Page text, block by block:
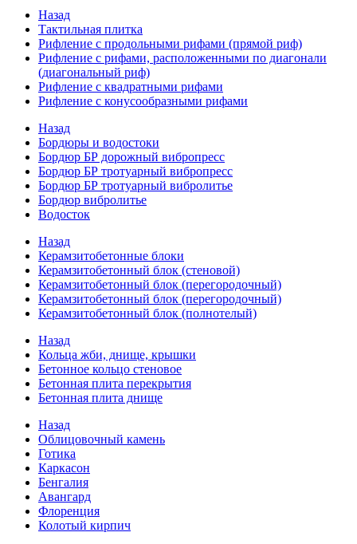
Назад
Тактильная плитка
Рифление с продольными рифами (прямой риф)
Рифление с рифами, расположенными по диагонали
(диагональный риф)
Рифление с квадратными рифами
Рифление с конусообразными рифами
Назад
Бордюры и водостоки
Бордюр БР дорожный вибропресс
Бордюр БР тротуарный вибропресс
Бордюр БР тротуарный вибролитье
Бордюр вибролитье
Водосток
Назад
Керамзитобетонные блоки
Керамзитобетонный блок (стеновой)
Керамзитобетонный блок (перегородочный)
Керамзитобетонный блок (перегородочный)
Керамзитобетонный блок (полнотелый)
Назад
Кольца жби, днище, крышки
Бетонное кольцо стеновое
Бетонная плита перекрытия
Бетонная плита днище
Назад
Облицовочный камень
Готика
Каркасон
Бенгалия
Авангард
Флоренция
Колотый кирпич